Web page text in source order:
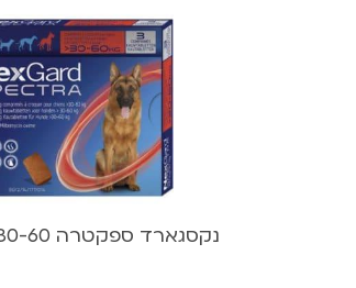
נקסגארד ספקטרה 30-60 ק”ג (XL)